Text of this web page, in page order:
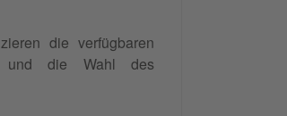
die verfügbaren
und die Wahl des